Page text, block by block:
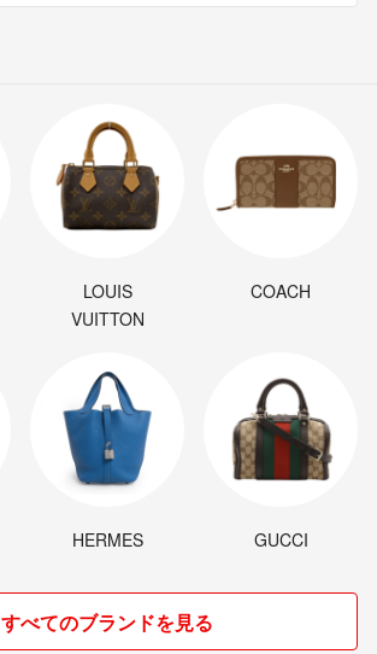
LOUIS
VUITTON
COACH
HERMES GUCCI
すべてのブランドを見る